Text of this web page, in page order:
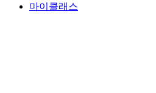
마이클래스